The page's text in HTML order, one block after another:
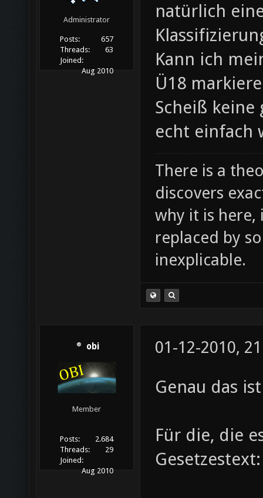
Administrator
Posts:
657
Threads:
63
Joined:
Aug 2010
natürlich
Kann ich
Ü18
Scheiß keine
echt einfach
There is a
discovers
why it is here,
replaced by
inexplicable.
obi
Member
Posts:
2.684
Threads:
29
Joined:
Aug 2010
01-12-2010,
Genau das
Für die, die
Gesetzestext: